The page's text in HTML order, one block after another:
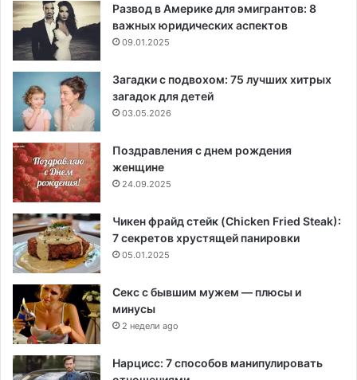
Развод в Америке для эмигрантов: 8
важных юридических аспектов
09.01.2025
Загадки с подвохом: 75 лучших хитрых
загадок для детей
03.05.2026
Поздравления с днем рождения
женщине
24.09.2025
Чикен фрайд стейк (Chicken Fried Steak):
7 секретов хрустящей панировки
05.01.2025
Секс с бывшим мужем — плюсы и
минусы
2 недели ago
Нарцисс: 7 способов манипулировать